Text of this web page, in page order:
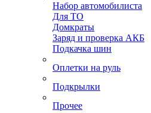
Набор автомобилиста
Для ТО
Домкраты
Заряд и проверка АКБ
Подкачка шин
Оплетки на руль
Подкрылки
Прочее